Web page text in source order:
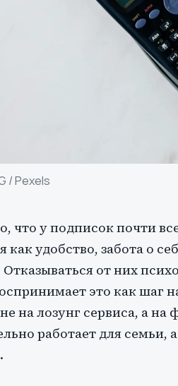
/ Pexels
что у подписок почти
как удобство, забота о
от них
это как шаг
на лозунг сервиса, а на
работает для